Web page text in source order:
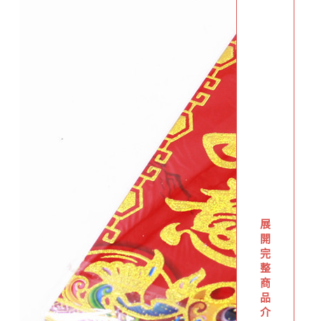
展
開
完
整
商
品
介